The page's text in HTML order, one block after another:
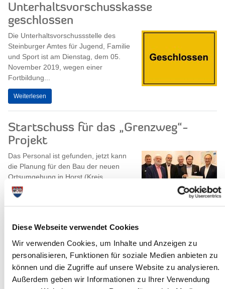
Diese Webseite verwendet Cookies
Wir verwenden Cookies, um Inhalte und Anzeigen zu
personalisieren, Funktionen für soziale Medien anbieten zu
können und die Zugriffe auf unsere Website zu analysieren.
Außerdem geben wir Informationen zu Ihrer Verwendung
Unterhaltsvorschusskasse
geschlossen
Die Unterhaltsvorschussstelle des
Steinburger Amtes für Jugend, Familie
und Sport ist am Dienstag, dem 05.
November 2019, wegen einer
Fortbildung...
Weiterlesen
Startschuss für das „Grenzweg“-
Projekt
Das Personal ist gefunden, jetzt kann
die Planung für den Bau der neuen
Ortsumgehung in Horst (Kreis
Steinburg) mit Nachdruck angegangen
werden....
Kinder und Jugendliche bei Whatsapp,
Instagram und Snapchat: was geht
uns das an?